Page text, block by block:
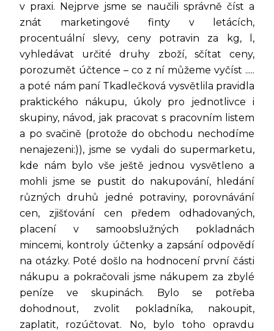
v praxi. Nejprve jsme se naučili správně číst a
znát marketingové finty v letácích,
procentuální slevy, ceny potravin za kg, l,
vyhledávat určité druhy zboží, sčítat ceny,
porozumět účtence – co z ní můžeme vyčíst .....
a poté nám paní Tkadlečková vysvětlila pravidla
praktického nákupu, úkoly pro jednotlivce i
skupiny, návod, jak pracovat s pracovním listem
a po svačině (protože do obchodu nechodíme
nenajezeni:)), jsme se vydali do supermarketu,
kde nám bylo vše ještě jednou vysvětleno a
mohli jsme se pustit do nakupování, hledání
různých druhů jedné potraviny, porovnávání
cen, zjišťování cen předem odhadovaných,
placení v samoobslužných pokladnách
mincemi, kontroly účtenky a zapsání odpovědí
na otázky. Poté došlo na hodnocení první části
nákupu a pokračovali jsme nákupem za zbylé
peníze ve skupinách. Bylo se potřeba
dohodnout, zvolit pokladníka, nakoupit,
zaplatit, rozúčtovat. No, bylo toho opravdu